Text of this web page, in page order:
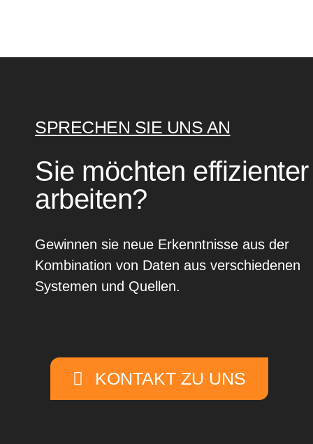
SPRECHEN SIE UNS AN
Sie möchten effizienter
arbeiten?
Gewinnen sie neue Erkenntnisse aus der
Kombination von Daten aus verschiedenen
Systemen und Quellen.
KONTAKT ZU UNS